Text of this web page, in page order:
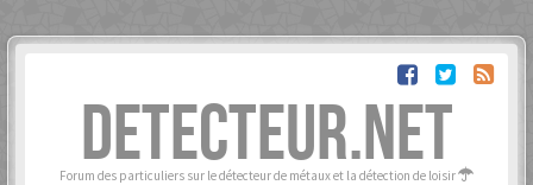
DETECTEUR.NET
Forum des particuliers sur le détecteur de métaux et la détection de loisir